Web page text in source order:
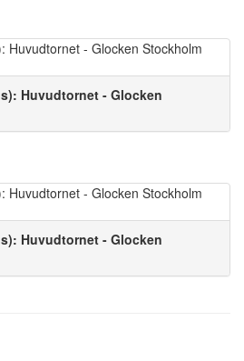
Huvudtornet - Glocken
Huvudtornet - Glocken